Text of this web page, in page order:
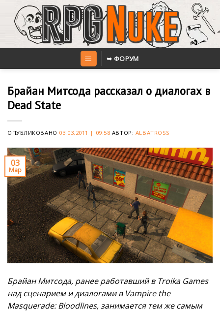
content
➥ ФОРУМ
Брайан Митсода рассказал о диалогах в
Dead State
ОПУБЛИКОВАНО 03.03.2011 | 09:58 АВТОР: ALBATROSS
03
Мар
Брайан Митсода, ранее работавший в Troika Games
над сценарием и диалогами в Vampire the
Masquerade: Bloodlines, занимается тем же самым